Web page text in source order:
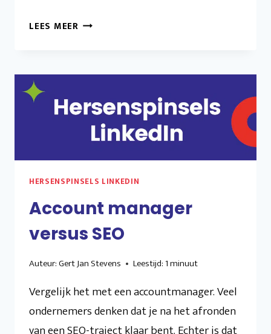
LEES MEER “MEER
DRUK
ZAT”
HERSENSPINSELS LINKEDIN
Account manager
versus SEO
Auteur:Gert Jan Stevens Leestijd:1minuut
Vergelijk het met een accountmanager. Veel
ondernemers denken dat je na het afronden